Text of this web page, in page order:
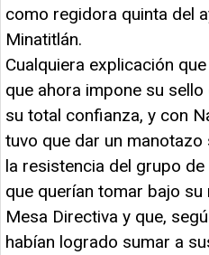
como regidora quinta del
Minatitlán.
Cualquiera explicación
que ahora impone su sello
su total confianza, y con
tuvo que dar un
la resistencia del grupo
que querían tomar bajo
Mesa Directiva y que,
habían logrado sumar a